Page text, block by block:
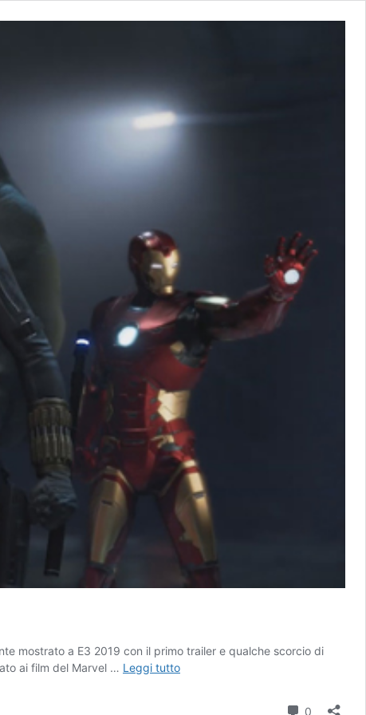
mostrato a E3 2019 con il primo trailer e qualche scorcio di
ai film del Marvel … Leggi tuttoMarvel’s
0 Commenti